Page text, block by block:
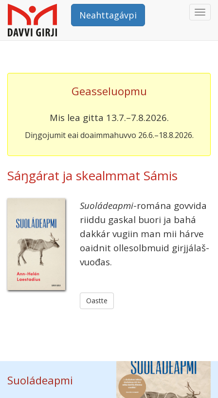
Neahttagávpi
Geasseluopmu
Mis lea gitta 13.7.–7.8.2026.
Diŋgojumit eai doaimmahuvvo 26.6.–18.8.2026.
Sáŋgárat ja skealmmat Sámis
Suoládeapmi-romána gov­vida
riiddu gas­kal buori ja bahá
dak­kár vugiin man mii hárve
oai­dnit olles­olbmuid girjjá­laš­
vuo­đas.
Oastte
Suoládeapmi